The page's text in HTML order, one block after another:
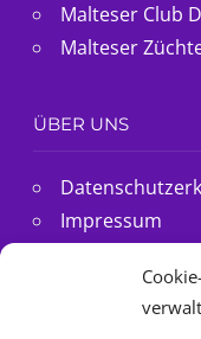
Malteser Club
Malteser
ÜBER UNS
Impressum
Cookie-